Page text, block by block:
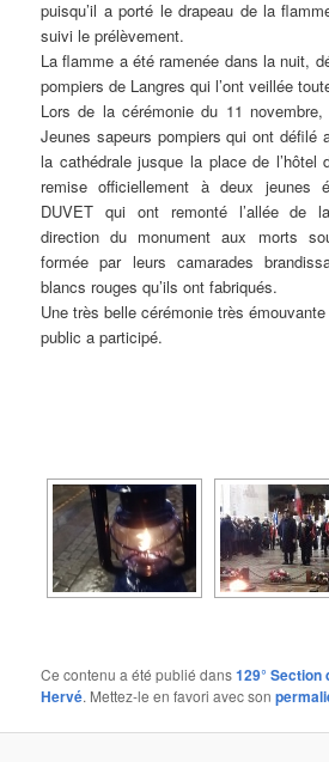
puisqu’il a porté le drapeau de la
suivi le prélèvement.
La flamme a été ramenée dans la nuit,
pompiers de Langres qui l’ont veillée
Lors de la cérémonie du 11
Jeunes sapeurs pompiers qui ont défilé
la cathédrale jusque la place de l’hôtel
remise officiellement à deux jeunes
DUVET qui ont remonté l’allée de
direction du monument aux morts
formée par leurs camarades
blancs rouges qu’ils ont fabriqués.
Une très belle cérémonie très
public a participé.
Ce contenu a été publié dans129° Section
Hervé. Mettez-le en favori avec son